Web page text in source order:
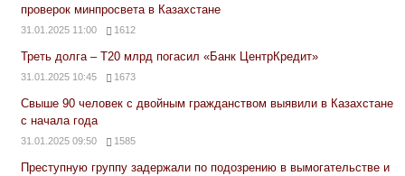
проверок минпросвета в Казахстане
31.01.2025 11:00 1612
Треть долга – Т20 млрд погасил «Банк ЦентрКредит»
31.01.2025 10:45 1673
Свыше 90 человек с двойным гражданством выявили в Казахстане
с начала года
31.01.2025 09:50 1585
Преступную группу задержали по подозрению в вымогательстве и